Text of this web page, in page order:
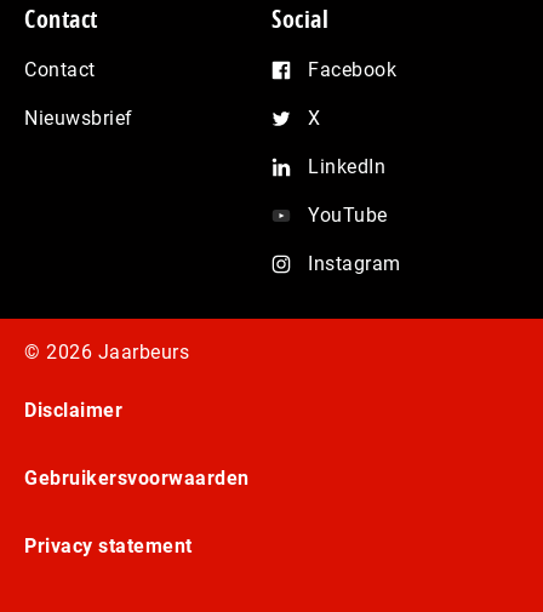
Contact
Contact
Nieuwsbrief
Social
Facebook
X
LinkedIn
YouTube
Instagram
© 2026 Jaarbeurs
Disclaimer
Gebruikersvoorwaarden
Privacy statement